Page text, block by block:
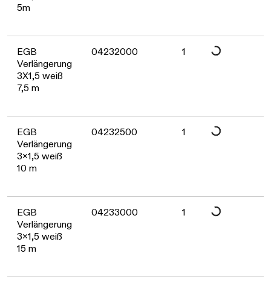
5m
EGB
Verlängerung
3X1,5 weiß
7,5 m
04232000 1 Daten werden
EGB
Verlängerung
3x1,5 weiß
10 m
04232500 1 Daten werden
EGB
Verlängerung
3x1,5 weiß
15 m
04233000 1 Daten werden